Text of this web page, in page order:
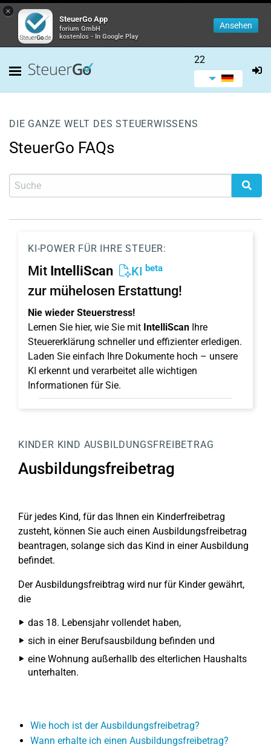
×
SteuerGo App
forium GmbH
kostenlos - In Google Play
Ansehen
22
DIE GANZE WELT DES STEUERWISSENS
SteuerGo FAQs
KI-POWER FÜR IHRE STEUER:
Mit IntelliScan KI beta
zur mühelosen Erstattung!
Nie wieder Steuerstress!
Lernen Sie hier, wie Sie mit IntelliScan Ihre
Steuererklärung schneller und effizienter erledigen.
Laden Sie einfach Ihre Dokumente hoch – unsere
KI erkennt und verarbeitet alle wichtigen
Informationen für Sie.
KINDER KIND AUSBILDUNGSFREIBETRAG
Ausbildungsfreibetrag
Für jedes Kind, für das Ihnen ein Kinderfreibetrag
zusteht, können Sie auch einen Ausbildungsfreibetrag
beantragen, solange sich das Kind in einer Ausbildung
befindet.
Der Ausbildungsfreibtrag wird nur für Kinder gewährt,
die
das 18. Lebensjahr vollendet haben,
sich in einer Berufsausbildung befinden und
eine Wohnung außerhallb des elterlichen Haushalts
unterhalten.
Wie hoch ist der Ausbildungsfreibetrag?
Wann erhalte ich einen Ausbildungsfreibetrag?